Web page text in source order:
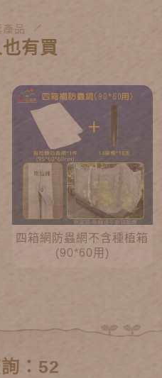
產品
有買
四箱網防蟲網不含種植箱
(90*60用)
：52